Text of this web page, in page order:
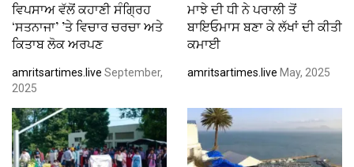
ਵਿਪਸਾਅ ਵੱਲੋਂ ਕਹਾਣੀ ਸੰਗ੍ਰਿਹ
‘ਸਤਨਾਜਾ’ ’ਤੇ ਵਿਚਾਰ ਚਰਚਾ ਅਤੇ
ਕਿਤਾਬ ਲੋਕ ਅਰਪਣ
amritsartimes.live September,
2025
ਮਾਝੇ ਦੀ ਧੀ ਨੇ ਪਰਾਲੀ ਤੋਂ
ਬਾਇਓਮਾਸ ਬਣਾ ਕੇ ਲੱਖਾਂ ਦੀ ਕੀਤੀ
ਕਮਾਈ
amritsartimes.live May, 2025